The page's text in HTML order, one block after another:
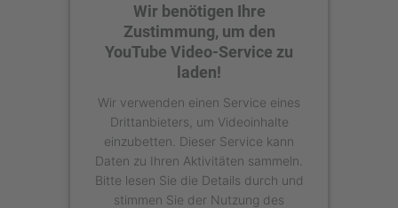
Wir benötigen Ihre
Zustimmung, um den
YouTube Video-Service zu
laden!
Wir verwenden einen Service eines
Drittanbieters, um Videoinhalte
einzubetten. Dieser Service kann
Daten zu Ihren Aktivitäten sammeln.
Bitte lesen Sie die Details durch und
stimmen Sie der Nutzung des